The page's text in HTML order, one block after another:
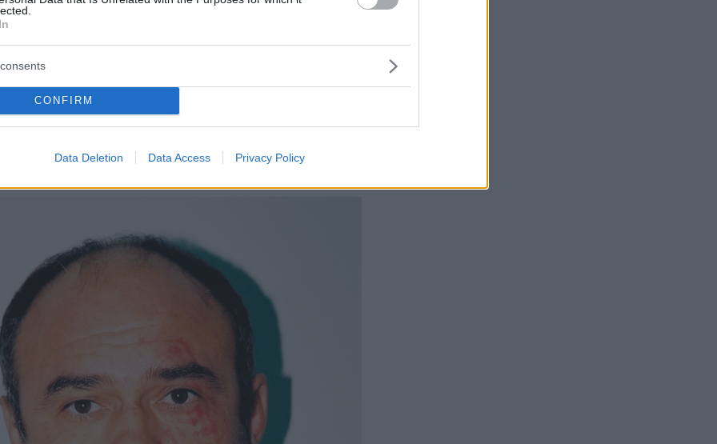
CONFIRM
Data Deletion Data Access Privacy Policy
επί χρόνια στοιχειώνει τις έρευνες: ζει ή όχι
και, αν ναι, πού βρίσκεται